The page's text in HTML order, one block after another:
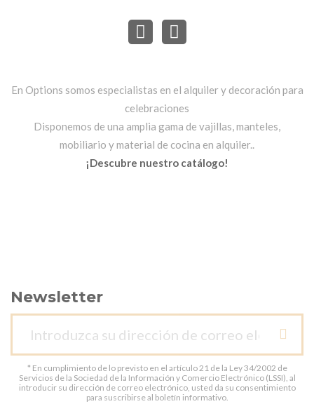
En Options somos especialistas en el alquiler y decoración para
celebraciones
Disponemos de una amplia gama de vajillas, manteles,
mobiliario y material de cocina en alquiler..
¡Descubre nuestro catálogo!
Newsletter
* En cumplimiento de lo previsto en el artículo 21 de la Ley 34/2002 de
Servicios de la Sociedad de la Información y Comercio Electrónico (LSSI), al
introducir su dirección de correo electrónico, usted da su consentimiento
para suscribirse al boletín informativo.